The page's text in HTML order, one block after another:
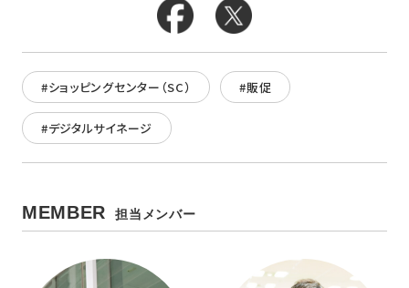
#ショッピングセンター（SC） #販促
#デジタルサイネージ
MEMBER 担当メンバー